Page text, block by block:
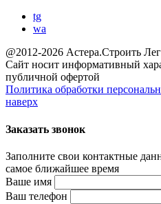
tg
wa
@2012-2026 Астера.Строить
Сайт носит информативный
публичной офертой
Политика обработки
наверх
Заказать звонок
Заполните свои контактные
самое ближайшее время
Ваше имя
Ваш телефон